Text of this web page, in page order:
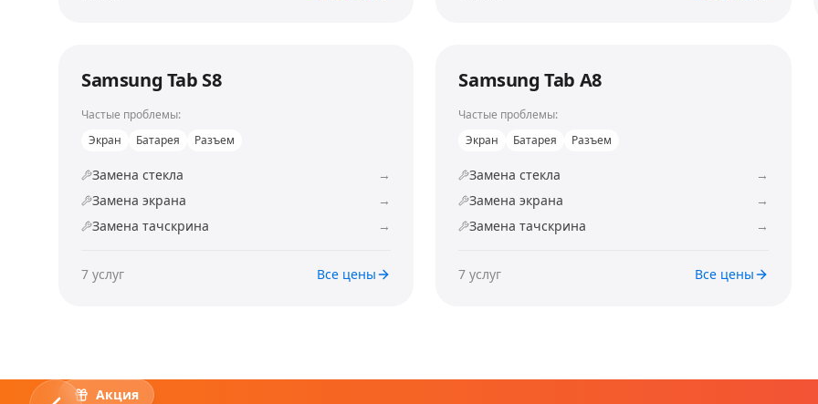
Samsung Tab S8
Частые проблемы:
Экран
Батарея Разъем
Замена стекла
→
Замена экрана
→
Замена тачскрина
→
7 услуг Все цены
Samsung Tab A8
Частые проблемы:
Экран
Батарея Разъем
Замена стекла
→
Замена экрана
→
Замена тачскрина
→
7 услуг Все цены
Акция